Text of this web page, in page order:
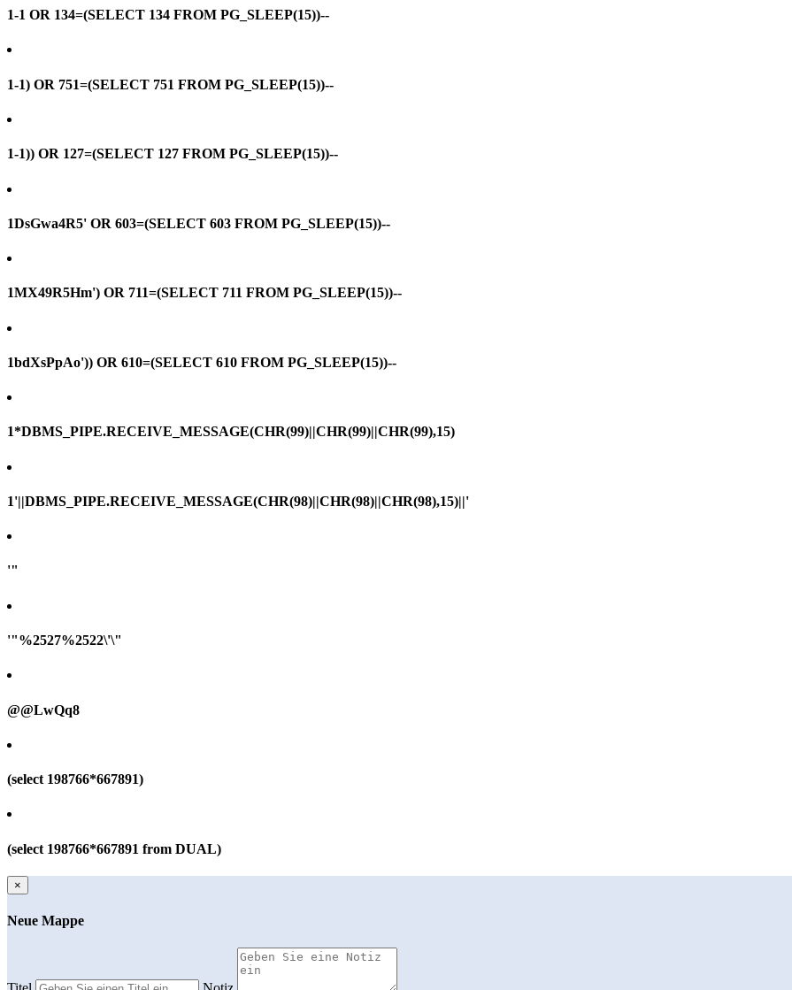
1-1 OR 134=(SELECT 134 FROM PG_SLEEP(15))--
1-1) OR 751=(SELECT 751 FROM PG_SLEEP(15))--
1-1)) OR 127=(SELECT 127 FROM PG_SLEEP(15))--
1DsGwa4R5' OR 603=(SELECT 603 FROM PG_SLEEP(15))--
1MX49R5Hm') OR 711=(SELECT 711 FROM PG_SLEEP(15))--
1bdXsPpAo')) OR 610=(SELECT 610 FROM PG_SLEEP(15))--
1*DBMS_PIPE.RECEIVE_MESSAGE(CHR(99)||CHR(99)||CHR(99),15)
1'||DBMS_PIPE.RECEIVE_MESSAGE(CHR(98)||CHR(98)||CHR(98),15)||'
'"
'"%2527%2522\'\"
@@LwQq8
(select 198766*667891)
(select 198766*667891 from DUAL)
×
Neue Mappe